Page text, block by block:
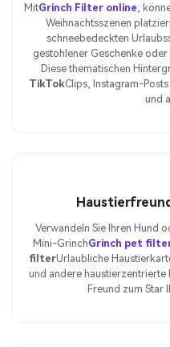
MitGrinch Filter online ,
Weihnachtsszenen
schneebedeckten
gestohlener Geschenke oder
Diese thematischen
TikTokClips, Instagram-
und
Verwandeln Sie Ihren Hund
Mini-GrinchGrinch pet
filterUrlaubliche
und andere haustierzentrierte
Freund zum Star